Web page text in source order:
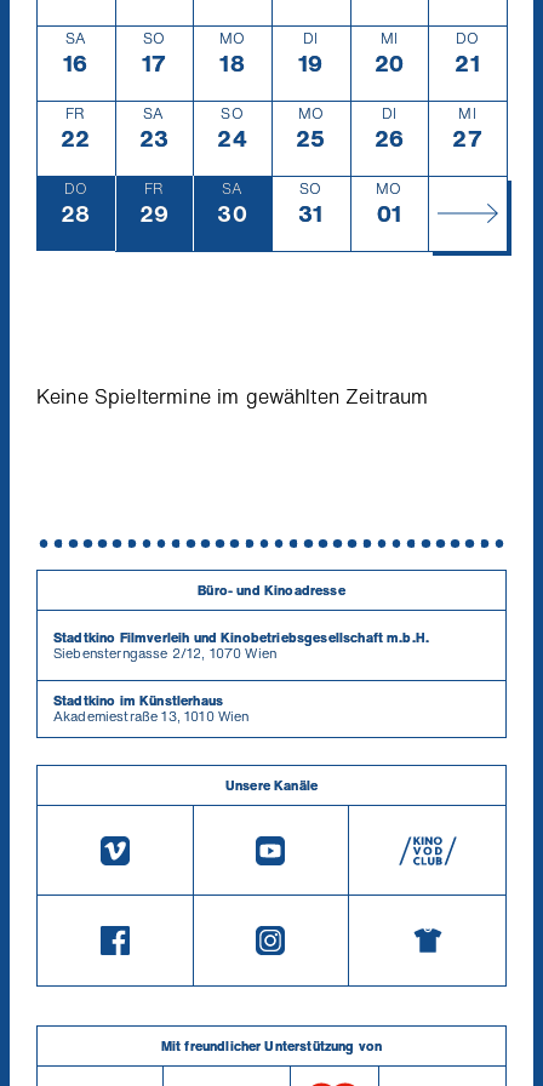
SA
Samstag
16.3.
16
SO
Sonntag
17.3.
17
MO
Montag
18.3.
18
DI
Dienstag
19.3.
19
MI
Mittwoch
20.3.
20
DO
21.3.
21
FR
Freitag
22.3.
22
SA
Samstag
23.3.
23
SO
Sonntag
24.3.
24
MO
Montag
25.3.
25
DI
Dienstag
26.3.
26
MI
27.3.
27
DO
Donnerstag
28.3.
28
FR
Freitag
29.3.
29
SA
Samstag
30.3.
30
SO
Sonntag
31.3.
31
MO
Montag
1.4.
01
Keine Spieltermine im gewählten Zeitraum
Büro- und Kinoadresse
Stadtkino Filmverleih und Kinobetriebsgesellschaft m.b.H.
Siebensterngasse 2/12, 1070 Wien
Stadtkino im Künstlerhaus
Akademiestraße 13, 1010 Wien
Unsere Kanäle
Mit freundlicher Unterstützung von